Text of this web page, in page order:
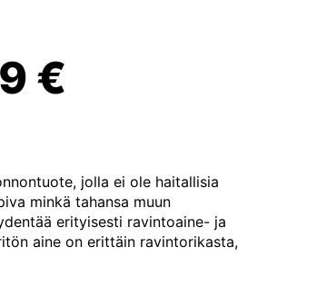
€.
€
on:
24,99 €.
jolla ei ole haitallisia
minkä tahansa muun
erityisesti ravintoaine- ja
aine on erittäin ravintorikasta,